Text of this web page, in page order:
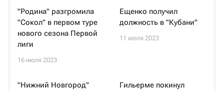
"Родина" разгромила
"Сокол" в первом туре
нового сезона Первой
лиги
16 июля 2023
Ещенко получил
должность в "Кубани"
11 июля 2023
"Нижний Новгород"
Гильерме покинул